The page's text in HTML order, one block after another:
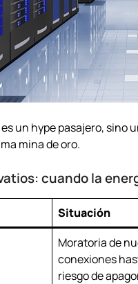
un hype pasajero,
mina de oro.
cuando la
Situación
Moratoria de
conexiones
riesgo de